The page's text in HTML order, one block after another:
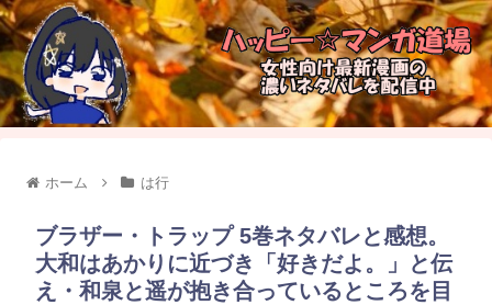
ホーム は行
ブラザー・トラップ 5巻ネタバレと感想。
大和はあかりに近づき「好きだよ。」と伝
え・和泉と遥が抱き合っているところを目